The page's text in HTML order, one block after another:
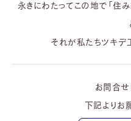
永きにわたってこの地で「住
それが私たちツキデ
お問合せ
下記よりお